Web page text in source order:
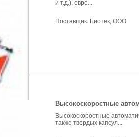
и т.д.), евро...
Поставщик: Биотек, ООО
Высокоскоростные
Высокоскоростные
также твердых капсул...